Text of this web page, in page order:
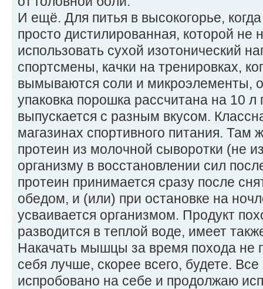
И ещё. Для питья в высокогорье,
просто дистилированная, которой не
использовать сухой изотонический
спортсмены, качки на тренировках,
вымываются соли и микроэлементы,
упаковка порошка рассчитана на 10 л
выпускается с разным вкусом.
магазинах спортивного питания. Там
протеин из молочной сыворотки (не
организму в восстановлении сил
протеин принимается сразу после
обедом, и (или) при остановке на
усваивается организмом. Продукт
разводится в теплой воде, имеет
Накачать мышцы за время похода не
себя лучше, скорее всего, будете. Все
испробовано на себе и продолжаю